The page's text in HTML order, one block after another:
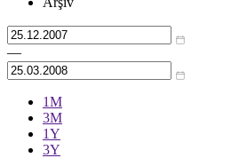
—
1М
3М
1Y
3Y